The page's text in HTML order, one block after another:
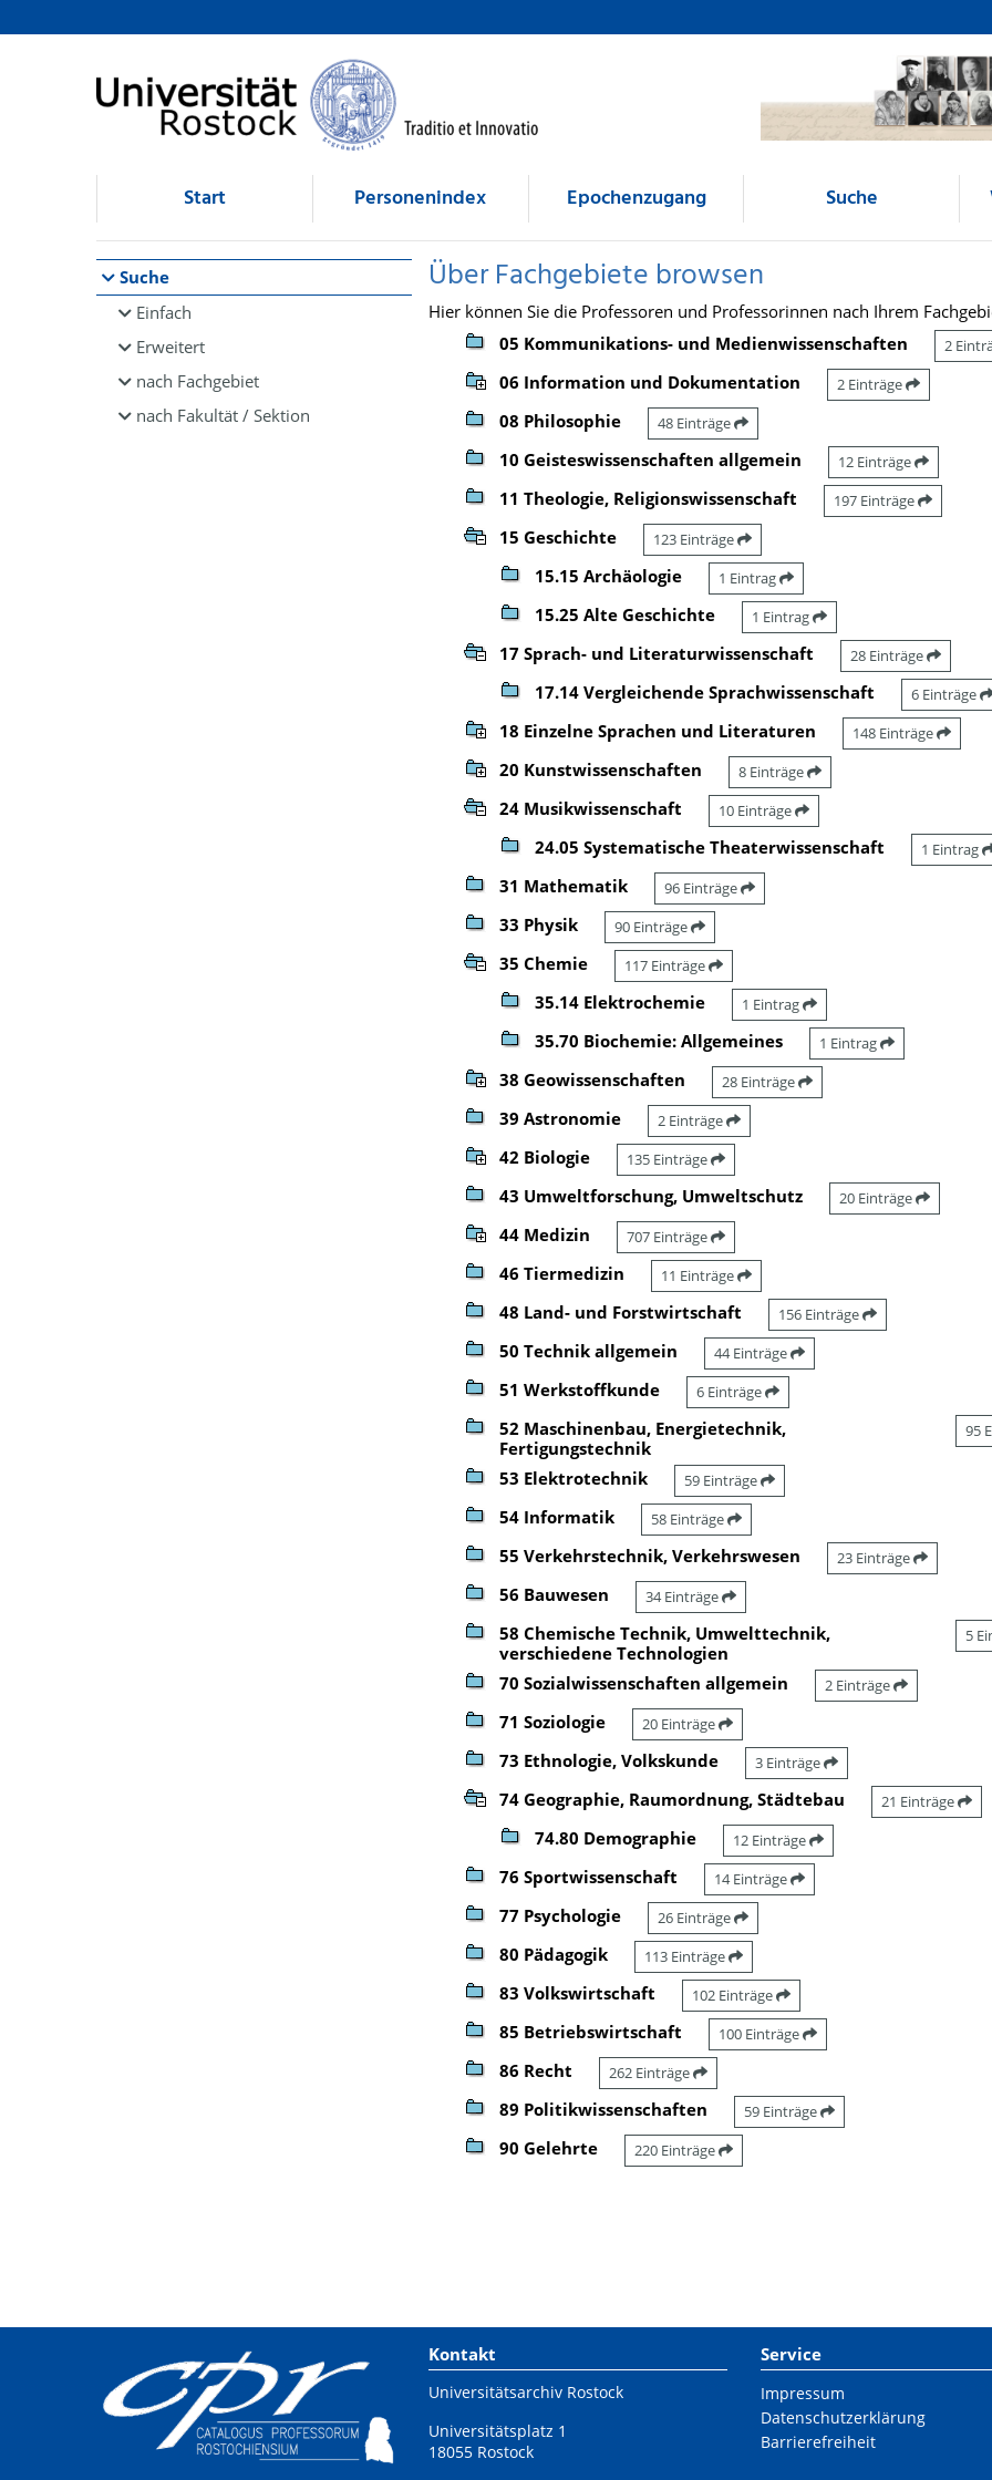
Browsen
direkt zum Inhalt
Start Personenindex Epochenzugang Suche
Suche
Einfach
Erweitert
nach Fachgebiet
nach Fakultät / Sektion
Über Fachgebiete browsen
Hier können Sie die Professoren und Professorinnen nach Ihrem
05 Kommunikations- und Medienwissenschaften
2
06 Information und Dokumentation 2 Einträge
08 Philosophie 48 Einträge
10 Geisteswissenschaften allgemein 12 Einträge
11 Theologie, Religionswissenschaft 197 Einträge
15 Geschichte 123 Einträge
15.15 Archäologie 1 Eintrag
15.25 Alte Geschichte 1 Eintrag
17 Sprach- und Literaturwissenschaft 28 Einträge
17.14 Vergleichende Sprachwissenschaft 6 Einträge
18 Einzelne Sprachen und Literaturen 148 Einträge
20 Kunstwissenschaften 8 Einträge
24 Musikwissenschaft 10 Einträge
24.05 Systematische Theaterwissenschaft 1 Eintrag
31 Mathematik 96 Einträge
33 Physik 90 Einträge
35 Chemie 117 Einträge
35.14 Elektrochemie 1 Eintrag
35.70 Biochemie: Allgemeines 1 Eintrag
38 Geowissenschaften 28 Einträge
39 Astronomie 2 Einträge
42 Biologie 135 Einträge
43 Umweltforschung, Umweltschutz 20 Einträge
44 Medizin 707 Einträge
46 Tiermedizin 11 Einträge
48 Land- und Forstwirtschaft 156 Einträge
50 Technik allgemein 44 Einträge
51 Werkstoffkunde 6 Einträge
52 Maschinenbau, Energietechnik,
Fertigungstechnik
95
53 Elektrotechnik 59 Einträge
54 Informatik 58 Einträge
55 Verkehrstechnik, Verkehrswesen 23 Einträge
56 Bauwesen 34 Einträge
58 Chemische Technik, Umwelttechnik,
verschiedene Technologien
5
70 Sozialwissenschaften allgemein 2 Einträge
71 Soziologie 20 Einträge
73 Ethnologie, Volkskunde 3 Einträge
74 Geographie, Raumordnung, Städtebau 21 Einträge
74.80 Demographie 12 Einträge
76 Sportwissenschaft 14 Einträge
77 Psychologie 26 Einträge
80 Pädagogik 113 Einträge
83 Volkswirtschaft 102 Einträge
85 Betriebswirtschaft 100 Einträge
86 Recht 262 Einträge
89 Politikwissenschaften 59 Einträge
90 Gelehrte 220 Einträge
Kontakt
Universitätsarchiv Rostock
Universitätsplatz 1
18055 Rostock
Service
Impressum
Datenschutzerklärung
Barrierefreiheit